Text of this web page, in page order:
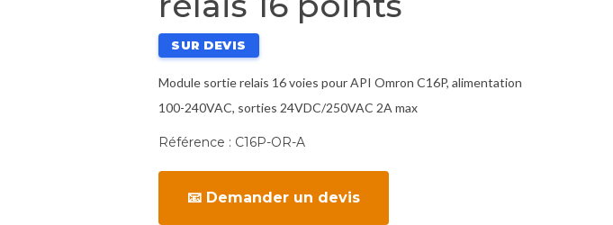
SUR DEVIS
Module sortie relais 16 voies pour API Omron C16P, alimentation
100-240VAC, sorties 24VDC/250VAC 2A max
Référence : C16P-OR-A
📧 Demander un devis